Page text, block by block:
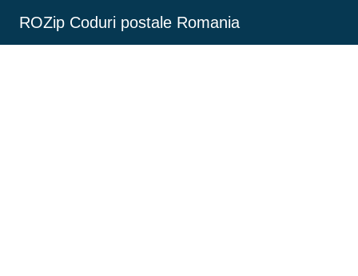
ROZip Coduri postale Romania